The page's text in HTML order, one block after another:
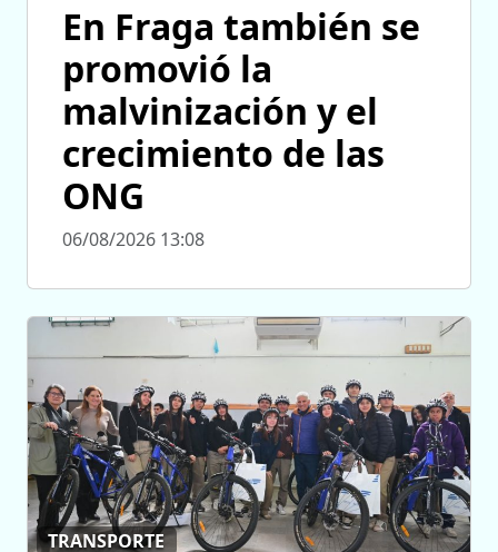
En Fraga también se
promovió la
malvinización y el
crecimiento de las
ONG
06/08/2026 13:08
TRANSPORTE